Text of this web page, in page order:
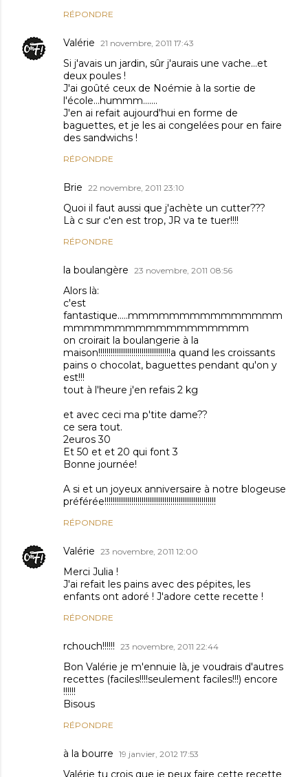
RÉPONDRE
Valérie 21 novembre, 2011 17:43
Si j'avais un jardin, sûr j'aurais une vache...et
deux poules !
J'ai goûté ceux de Noémie à la sortie de
l'école...hummm.......
J'en ai refait aujourd'hui en forme de
baguettes, et je les ai congelées pour en faire
des sandwichs !
RÉPONDRE
Brie 22 novembre, 2011 23:10
Quoi il faut aussi que j'achète un cutter???
Là c sur c'en est trop, JR va te tuer!!!!
RÉPONDRE
la boulangère 23 novembre, 2011 08:56
Alors là:
c'est
fantastique.....mmmmmmmmmmmmmmm
mmmmmmmmmmmmmmmmmm
on croirait la boulangerie à la
maison!!!!!!!!!!!!!!!!!!!!!!!!!!!!!!!!!!!a quand les croissants
pains o chocolat, baguettes pendant qu'on y
est!!!
tout à l'heure j'en refais 2 kg
et avec ceci ma p'tite dame??
ce sera tout.
2euros 30
Et 50 et et 20 qui font 3
Bonne journée!
A si et un joyeux anniversaire à notre blogeuse
préférée!!!!!!!!!!!!!!!!!!!!!!!!!!!!!!!!!!!!!!!!!!!!!!!!!!!!!!
RÉPONDRE
Valérie 23 novembre, 2011 12:00
Merci Julia !
J'ai refait les pains avec des pépites, les
enfants ont adoré ! J'adore cette recette !
RÉPONDRE
rchouch!!!!!! 23 novembre, 2011 22:44
Bon Valérie je m'ennuie là, je voudrais d'autres
recettes (faciles!!!!seulement faciles!!!) encore
!!!!!!
Bisous
RÉPONDRE
à la bourre 19 janvier, 2012 17:53
Valérie tu crois que je peux faire cette recette